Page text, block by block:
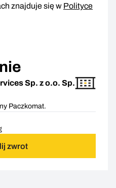
znajduje się w Polityce
Sp. z o.o. Sp.
Paczkomat.
zwrot